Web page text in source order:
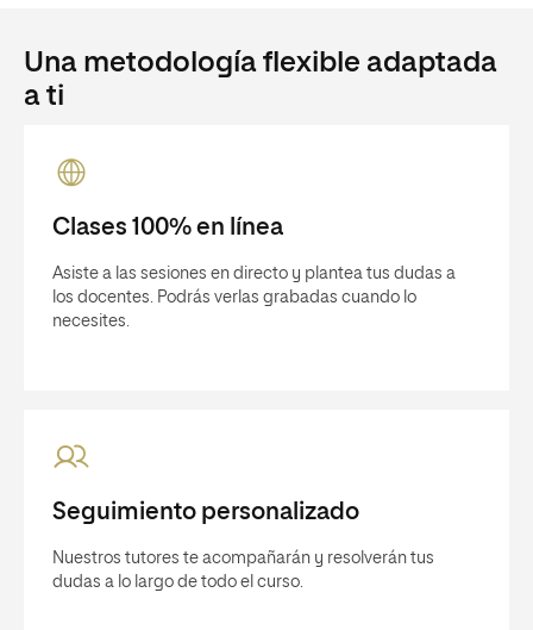
Una metodología flexible adaptada
a ti
Clases 100% en línea
Asiste a las sesiones en directo y plantea tus dudas a
los docentes. Podrás verlas grabadas cuando lo
necesites.
Seguimiento personalizado
Nuestros tutores te acompañarán y resolverán tus
dudas a lo largo de todo el curso.